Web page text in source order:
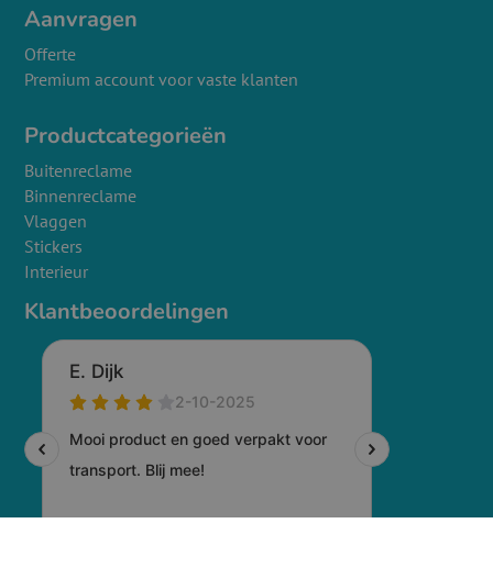
Aanvragen
Offerte
Premium account voor vaste klanten
Productcategorieën
Buitenreclame
Binnenreclame
Vlaggen
Stickers
Interieur
Klantbeoordelingen